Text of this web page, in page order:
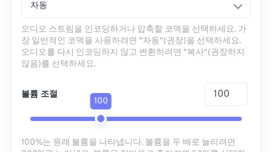
자동
오디오 스트림을 인코딩하거나 압축할 코덱을 선택하세요. 가
장 일반적인 코덱을 사용하려면 "자동"(권장)을 선택하세요.
오디오를 다시 인코딩하지 않고 변환하려면 "복사"(권장하지
않음)를 선택하세요.
볼륨 조절
100
100%는 원래 볼륨을 나타냅니다. 볼륨을 두 배로 늘리려면